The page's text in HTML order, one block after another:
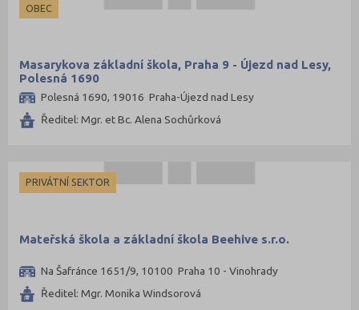
OBEC
Masarykova základní škola, Praha 9 - Újezd nad Lesy,
Polesná 1690
Polesná 1690, 19016 Praha-Újezd nad Lesy
Ředitel: Mgr. et Bc. Alena Sochůrková
PRIVÁTNÍ SEKTOR
Mateřská škola a základní škola Beehive s.r.o.
Na Šafránce 1651/9, 10100 Praha 10 - Vinohrady
Ředitel: Mgr. Monika Windsorová